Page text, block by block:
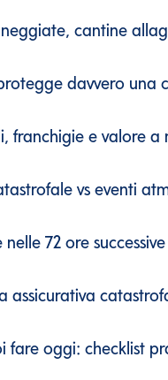
cantine
cantine
davvero una
davvero una
franchigie e valore
franchigie e valore
vs eventi
vs eventi
nelle 72 ore
nelle 72 ore
assicurativa
assicurativa
fare oggi: checklist
fare oggi: checklist